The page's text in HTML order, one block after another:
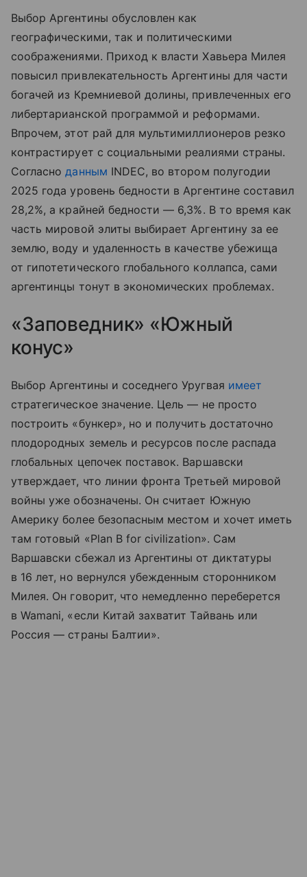
Выбор Аргентины обусловлен как
географическими, так и политическими
соображениями. Приход к власти Хавьера Милея
повысил привлекательность Аргентины для части
богачей из Кремниевой долины, привлеченных его
либертарианской программой и реформами.
Впрочем, этот рай для мультимиллионеров резко
контрастирует с социальными реалиями страны.
Согласноданным INDEC, во втором полугодии
2025 года уровень бедности в Аргентине составил
28,2%, а крайней бедности — 6,3%. В то время как
часть мировой элиты выбирает Аргентину за ее
землю, воду и удаленность в качестве убежища
от гипотетического глобального коллапса, сами
аргентинцы тонут в экономических проблемах.
«Заповедник» «Южный
конус»
Выбор Аргентины и соседнего Уругвая имеет
стратегическое значение. Цель — не просто
построить «бункер», но и получить достаточно
плодородных земель и ресурсов после распада
глобальных цепочек поставок. Варшавски
утверждает, что линии фронта Третьей мировой
войны уже обозначены. Он считает Южную
Америку более безопасным местом и хочет иметь
там готовый «Plan B for civilization». Сам
Варшавски сбежал из Аргентины от диктатуры
в 16 лет, но вернулся убежденным сторонником
Милея. Он говорит, что немедленно переберется
в Wamani, «если Китай захватит Тайвань или
Россия — страны Балтии».